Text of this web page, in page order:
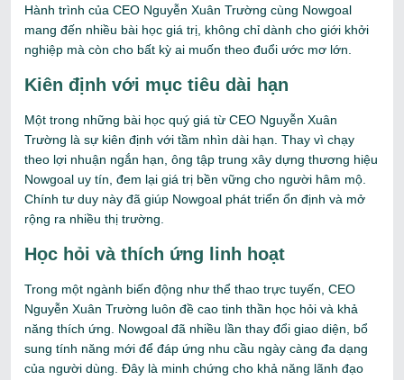
Hành trình của CEO Nguyễn Xuân Trường cùng Nowgoal
mang đến nhiều bài học giá trị, không chỉ dành cho giới khởi
nghiệp mà còn cho bất kỳ ai muốn theo đuổi ước mơ lớn.
Kiên định với mục tiêu dài hạn
Một trong những bài học quý giá từ CEO Nguyễn Xuân
Trường là sự kiên định với tầm nhìn dài hạn. Thay vì chạy
theo lợi nhuận ngắn hạn, ông tập trung xây dựng thương hiệu
Nowgoal uy tín, đem lại giá trị bền vững cho người hâm mộ.
Chính tư duy này đã giúp Nowgoal phát triển ổn định và mở
rộng ra nhiều thị trường.
Học hỏi và thích ứng linh hoạt
Trong một ngành biến động như thể thao trực tuyến, CEO
Nguyễn Xuân Trường luôn đề cao tinh thần học hỏi và khả
năng thích ứng. Nowgoal đã nhiều lần thay đổi giao diện, bổ
sung tính năng mới để đáp ứng nhu cầu ngày càng đa dạng
của người dùng. Đây là minh chứng cho khả năng lãnh đạo